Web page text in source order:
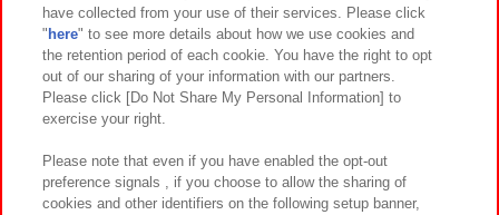
関連会社 サステナビリティ サイトポリシー
プライバシーポリシー ウェブアクセシビリティ方針と検証結果
お取引先さまとともに
カスタマーハラスメント対応方針 よくあるご質問・お問い合わせ
have collected from your use of their services. Please click
" here" to see more details about how we use cookies and
the retention period of each cookie. You have the right to opt
out of our sharing of your information with our partners.
Please click [Do Not Share My Personal Information] to
exercise your right.
Please note that even if you have enabled the opt-out
preference signals , if you choose to allow the sharing of
cookies and other identifiers on the following setup banner,